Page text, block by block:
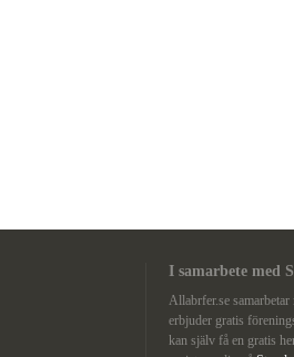
I samarbete med
Allabrfer.se
erbjuder gratis
kan själv få en gratis